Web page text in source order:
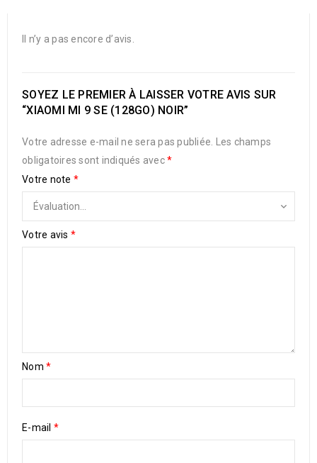
Il n’y a pas encore d’avis.
SOYEZ LE PREMIER À LAISSER VOTRE AVIS SUR
“XIAOMI MI 9 SE (128GO) NOIR”
Votre adresse e-mail ne sera pas publiée.
Les champs
obligatoires sont indiqués avec*
Votre note *
Votre avis *
Nom *
E-mail *